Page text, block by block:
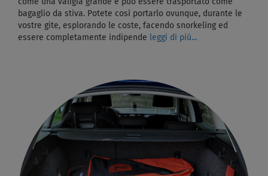
bagaglio da stiva. Potete così portarlo ovunque, durante le
vostre gite, esplorando le coste, facendo snorkeling ed
essere completamente indipende
leggi di più...